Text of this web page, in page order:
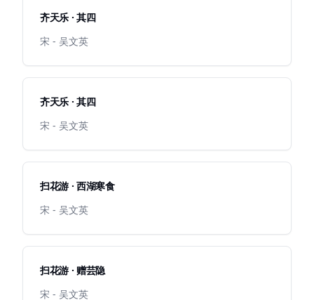
齐天乐 · 其四
宋 - 吴文英
齐天乐 · 其四
宋 - 吴文英
扫花游 · 西湖寒食
宋 - 吴文英
扫花游 · 赠芸隐
宋 - 吴文英